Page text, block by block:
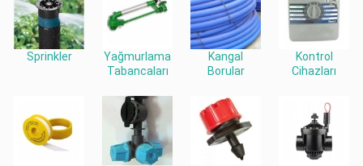
Sprinkler
Yağmurlama
Tabancaları
Kangal
Borular
Kontrol
Cihazları